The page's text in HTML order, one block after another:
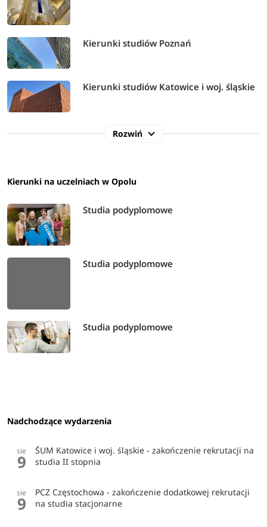
Kierunki studiów Poznań
Kierunki studiów Katowice i woj. śląskie
Rozwiń
Kierunki na uczelniach w Opolu
Studia podyplomowe
Studia podyplomowe
Studia podyplomowe
Nadchodzące wydarzenia
sie
9
ŚUM Katowice i woj. śląskie - zakończenie rekrutacji na
studia II stopnia
sie
9
PCZ Częstochowa - zakończenie dodatkowej rekrutacji
na studia stacjonarne